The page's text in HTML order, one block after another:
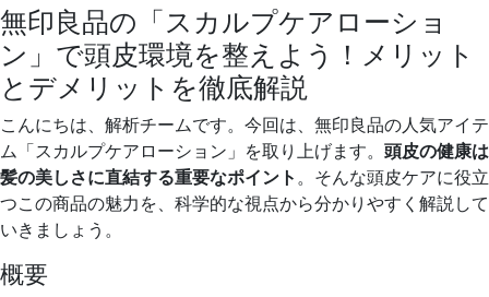
無印良品の「スカルプケアローショ
ン」で頭皮環境を整えよう！メリット
とデメリットを徹底解説
こんにちは、解析チームです。今回は、無印良品の人気アイテ
ム「スカルプケアローション」を取り上げます。 頭皮の健康は
髪の美しさに直結する重要なポイント。そんな頭皮ケアに役立
つこの商品の魅力を、科学的な視点から分かりやすく解説して
いきましょう。
概要